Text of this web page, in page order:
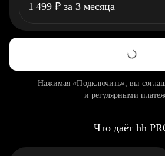
1 499 ₽ за 3 месяца
Нажимая «Подключить», вы
и регулярными
Что даёт hh